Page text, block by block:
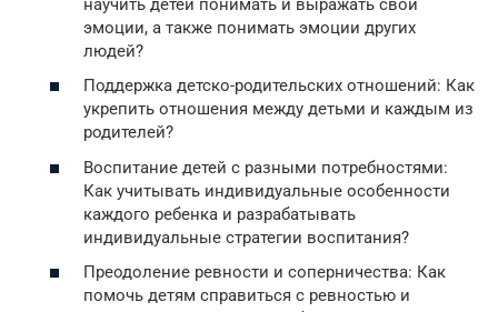
эмоции, а также понимать эмоции других
людей?
Поддержка детско-родительских отношений: Как
укрепить отношения между детьми и каждым из
родителей?
Воспитание детей с разными потребностями:
Как учитывать индивидуальные особенности
каждого ребенка и разрабатывать
индивидуальные стратегии воспитания?
Преодоление ревности и соперничества: Как
помочь детям справиться с ревностью и